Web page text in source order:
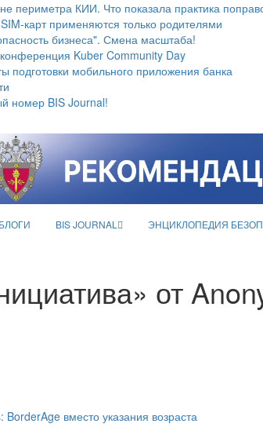
периметра КИИ. Что показала практика
карт применяются только родителями
бизнеса". Смена масштаба!
Kuber Community Day
подготовки мобильного приложения банка
номер BIS Journal!
БЛОГИ BIS JOURNAL ЭНЦИКЛОПЕДИЯ
от
вместо указания возраста